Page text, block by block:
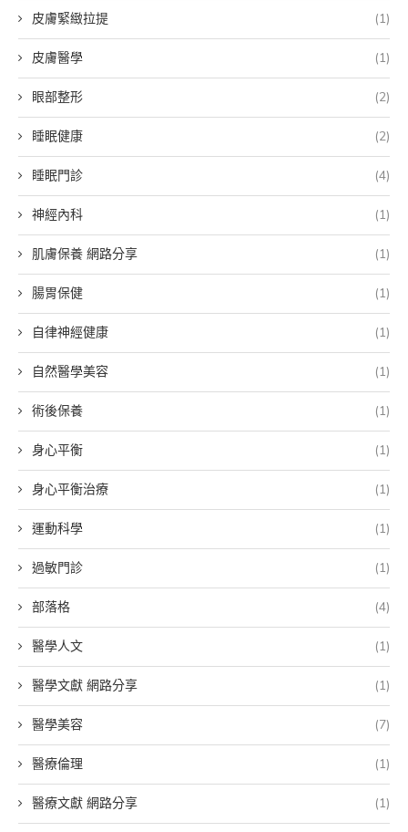
皮膚緊緻拉提 (1)
皮膚醫學 (1)
眼部整形 (2)
睡眠健康 (2)
睡眠門診 (4)
神經內科 (1)
肌膚保養 網路分享 (1)
腸胃保健 (1)
自律神經健康 (1)
自然醫學美容 (1)
術後保養 (1)
身心平衡 (1)
身心平衡治療 (1)
運動科學 (1)
過敏門診 (1)
部落格 (4)
醫學人文 (1)
醫學文獻 網路分享 (1)
醫學美容 (7)
醫療倫理 (1)
醫療文獻 網路分享 (1)